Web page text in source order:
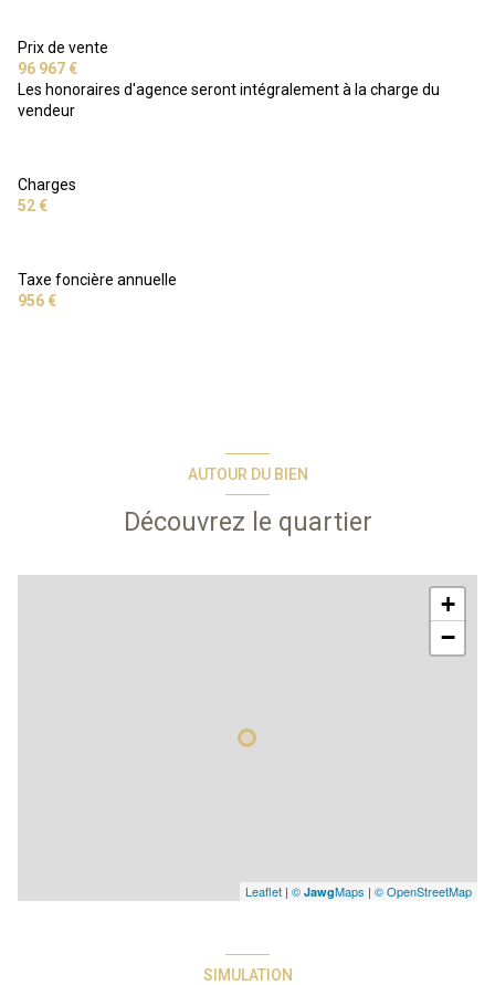
Prix de vente
96 967 €
Les honoraires d'agence seront intégralement à la charge du
vendeur
Charges
52 €
Taxe foncière annuelle
956 €
AUTOUR DU BIEN
Découvrez le quartier
+
−
Leaflet | © JawgMaps | © OpenStreetMap
SIMULATION